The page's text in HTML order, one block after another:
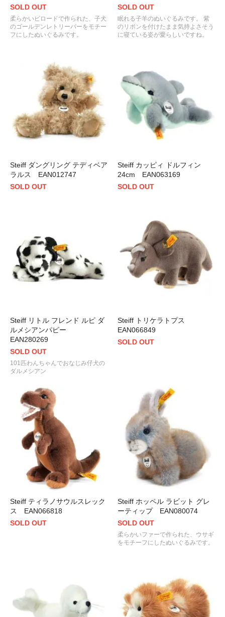
SOLD OUT
柔らかいビロードで作られた、子犬
のゴールデンレトリーバーをモチー
フにしたぬいぐるみです。
SOLD OUT
眠れる子羊のぬいぐるみです。 紫
のリボンを付けたまま気持よさそう
に寝ている姿が愛らしいですね。
Steiff ダングリング テディベア
ラルス EAN012747
SOLD OUT
Steiff カッピィ ドルフィン
24cm EAN063169
SOLD OUT
Steiff リトル フレンド ルピ ダ
ルメシアンパピー
EAN280269
SOLD OUT
101匹わんちゃんでおなじみ仔犬の
ダルメシアン
Steiff トリケラトプス
EAN066849
SOLD OUT
Steiff ティラノサウルスレック
ス EAN066818
SOLD OUT
Steiff ホッペル ラビット グレ
ーティップ EAN080074
SOLD OUT
柔らかいファーで作られた、ウサギ
をモチーフにしたぬいぐるみです。